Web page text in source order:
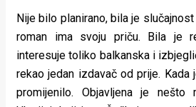
Nije bilo planirano, bila je
roman ima svoju priču. Bila je
interesuje toliko balkanska i
rekao jedan izdavač od prije.
promijenilo. Objavljena je